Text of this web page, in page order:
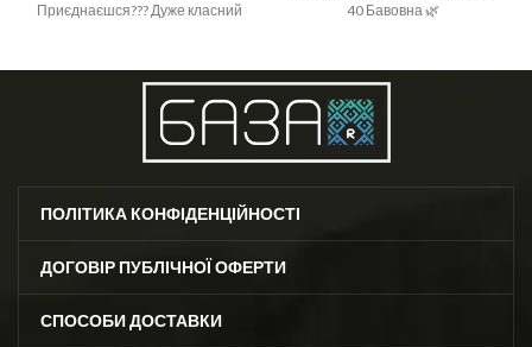
Приєднаєшся??? Дуже класний
Розмір: 36-40
40 Бавовна 🌿
ПОЛІТИКА КОНФІДЕНЦІЙНОСТІ
ДОГОВІР ПУБЛІЧНОЇ ОФЕРТИ
СПОСОБИ ДОСТАВКИ